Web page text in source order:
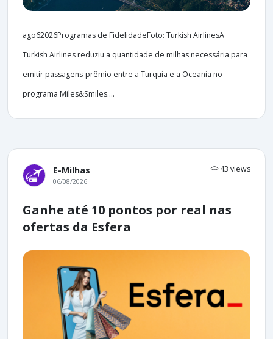
ago62026Programas de FidelidadeFoto: Turkish AirlinesA
Turkish Airlines reduziu a quantidade de milhas necessária para
emitir passagens-prêmio entre a Turquia e a Oceania no
programa Miles&Smiles....
E-Milhas 43 views
06/08/2026
Ganhe até 10 pontos por real nas
ofertas da Esfera